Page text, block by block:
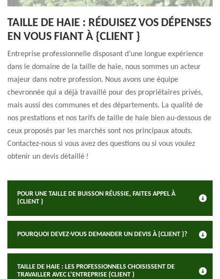
TAILLE DE HAIE : RÉDUISEZ VOS DÉPENSES
EN VOUS FIANT À {CLIENT }
Entreprise professionnelle disposant d’une longue expérience
dans le domaine de la taille de haie, nous sommes un acteur
majeur dans notre profession. Nous avons une équipe
chevronnée qui a déjà travaillé pour des propriétaires privés,
mais aussi des communes et des départements. La qualité de
nos prestations et nos tarifs de taille de haie bien au-dessous de
ceux proposés par les marchés sont nos principaux atouts.
Contactez-nous si vous avez des questions ou si vous voulez
obtenir un devis détaillé !
POUR UNE TAILLE DE BUISSON RÉUSSIE, FAITES APPEL À
{CLIENT }
POURQUOI DEVEZ-VOUS DEMANDER UN DEVIS À {CLIENT }?
TAILLE DE HAIE : LES PROFESSIONNELS CHOISISSENT DE
TRAVAILLER AVEC L’ENTREPRISE {CLIENT }